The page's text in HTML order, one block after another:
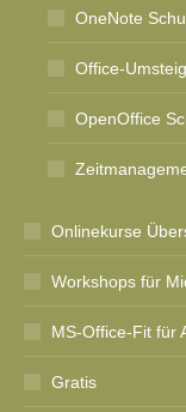
OneNote
Office-
OpenOffice
Onlinekurse
Workshops für
MS-Office-Fit für
Gratis